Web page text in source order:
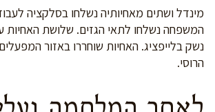
מינדל ושתים מאחיותיה נשלחו בסלקציה
המשפחה נשלחו לתאי הגזים. שלושת האחיות
נשק בלייפציג. האחיות שוחררו באזור
הרוסי.